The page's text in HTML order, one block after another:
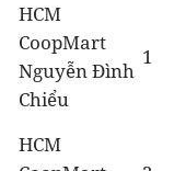
HCM
CoopMart
Nguyễn Đình
Chiểu
1
HCM